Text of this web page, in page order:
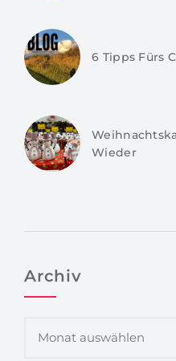
6 Tipps Fürs
Wieder
Archiv